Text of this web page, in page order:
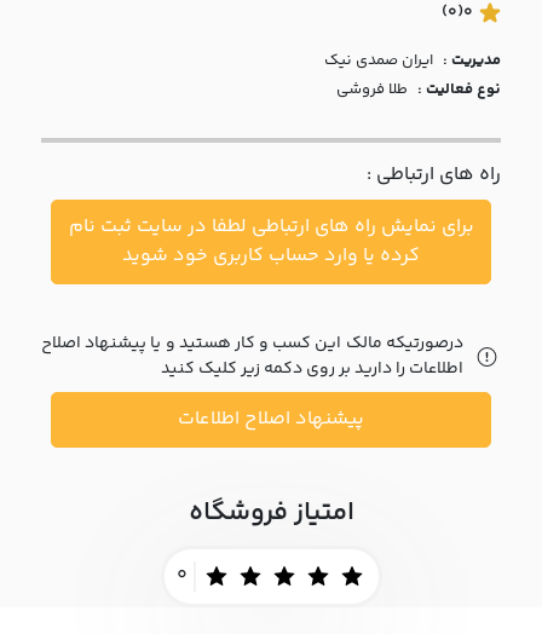
با ما
مقالات
اخبار
پرسش
متداول
خواست
0
(0)
مدیریت : ايران صمدي نيک
نوع فعالیت : طلا فروشی
راه های ارتباطی :
برای نمایش راه های ارتباطی لطفا در سایت ثبت نام
کرده یا وارد حساب کاربری خود شوید
درصورتیکه مالک این کسب و کار هستید و یا پیشنهاد اصلاح
اطلاعات را دارید بر روی دکمه زیر کلیک کنید
پیشنهاد اصلاح اطلاعات
امتیاز فروشگاه
0